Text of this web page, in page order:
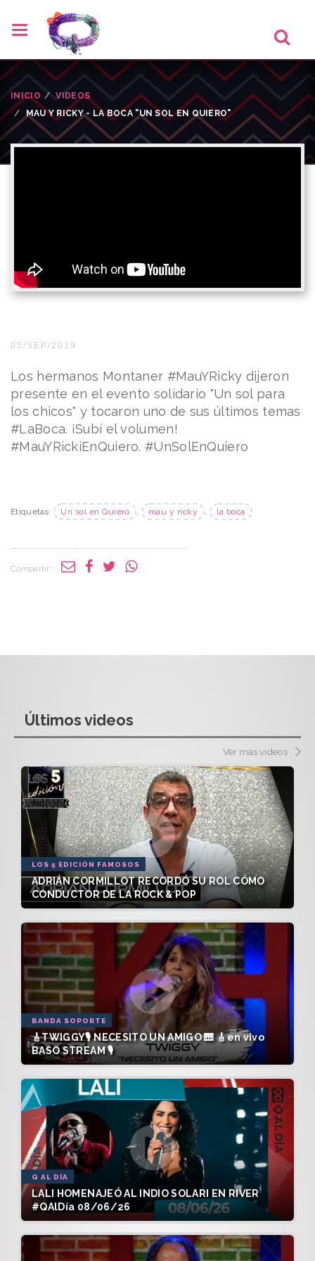
INICIO
VIDEOS
MAU Y RICKY - LA BOCA "UN SOL EN QUIERO"
05/SEP/2019
Los hermanos Montaner #MauYRicky dijeron
presente en el evento solidario "Un sol para
los chicos" y tocaron uno de sus últimos temas
#LaBoca. ¡Subí el volumen!
#MauYRickiEnQuiero. #UnSolEnQuiero
Etiquetas: Un sol en Quiero , mau y ricky , la boca
Compartir:
Últimos videos
Ver más videos
LOS 5 EDICIÓN FAMOSOS
ADRIÁN CORMILLOT RECORDÓ SU ROL CÓMO
CONDUCTOR DE LA ROCK & POP
BANDA SOPORTE
🎸TWIGGY🎙️ NECESITO UN AMIGO 🎹 🎸en vivo
BASO STREAM 🎙️
Q AL DÍA
LALI HOMENAJEÓ AL INDIO SOLARI EN RIVER
#QAlDía 08/06/26